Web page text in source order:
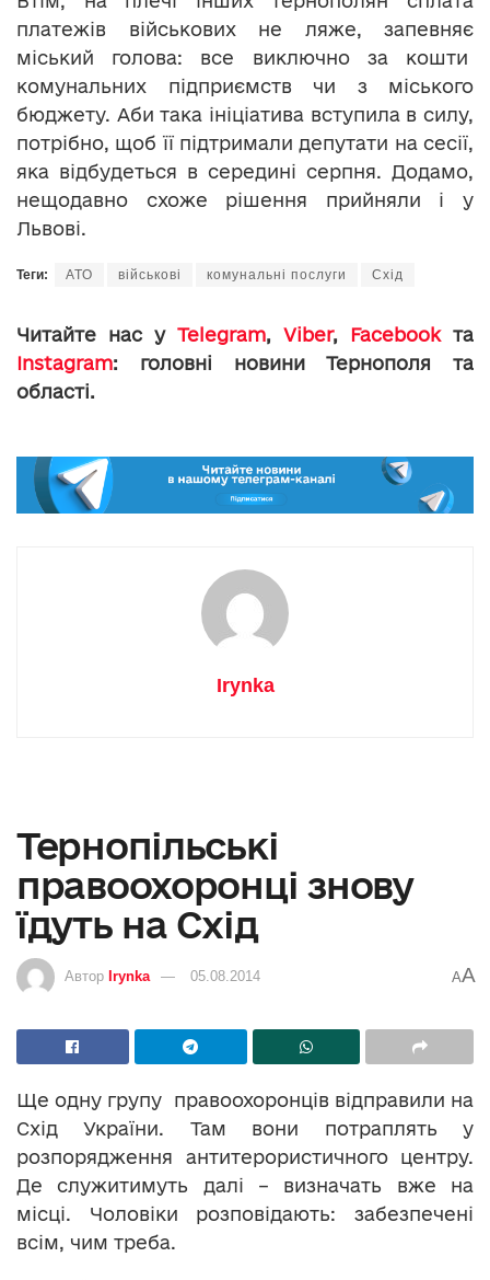
платежів військових не ляже, запевняє
міський голова: все виключно за кошти
комунальних підприємств чи з міського
бюджету. Аби така ініціатива вступила в силу,
потрібно, щоб її підтримали депутати на сесії,
яка відбудеться в середині серпня. Додамо,
нещодавно схоже рішення прийняли і у
Львові.
Теги: АТО військові комунальні послуги Схід
Читайте нас у Telegram, Viber, Facebookта
Instagram: головні новини Тернополя та
області.
Irynka
Тернопільські
правоохоронці знову
їдуть на Схід
Автор Irynka 05.08.2014 AA
Ще одну групу правоохоронців відправили на
Схід України. Там вони потраплять у
розпорядження антитерористичного центру.
Де служитимуть далі – визначать вже на
місці. Чоловіки розповідають: забезпечені
всім, чим треба.